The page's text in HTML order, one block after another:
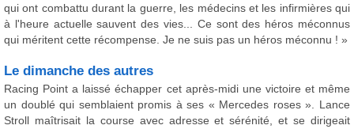
qui ont combattu durant la guerre, les médecins et les infirmières qui
à l'heure actuelle sauvent des vies... Ce sont des héros méconnus
qui méritent cette récompense. Je ne suis pas un héros méconnu ! »
Le dimanche des autres
Racing Point a laissé échapper cet après-midi une victoire et même
un doublé qui semblaient promis à ses « Mercedes roses ». Lance
Stroll maîtrisait la course avec adresse et sérénité, et se dirigeait